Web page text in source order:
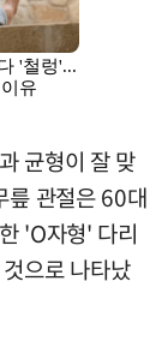
균형이 잘 맞
릎 관절은 60대
'O자형' 다리
으로 나타났